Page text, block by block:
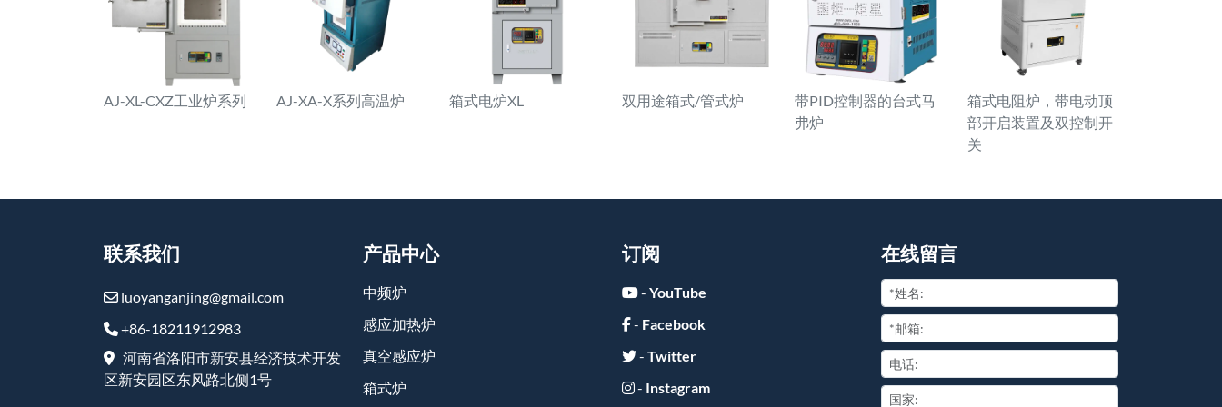
AJ-XL-CXZ工业炉系列 AJ-XA-X系列高温炉 箱式电炉XL 双用途箱式/管式炉
带PID控制器的台式马
弗炉
箱式电阻炉，带电动顶
部开启装置及双控制开
关
联系我们
luoyanganjing@gmail.com
+86-18211912983
河南省洛阳市新安县经济技术开发
区新安园区东风路北侧1号
产品中心
中频炉
感应加热炉
真空感应炉
箱式炉
订阅
- YouTube
- Facebook
- Twitter
- Instagram
在线留言